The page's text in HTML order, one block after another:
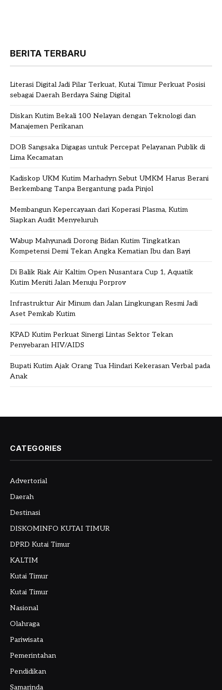
BERITA TERBARU
Literasi Digital Jadi Pilar Terkuat, Kutai Timur Perkuat Posisi
sebagai Daerah Berdaya Saing Digital
Diskan Kutim Bekali 100 Nelayan dengan Teknologi dan
Manajemen Perikanan
DOB Sangsaka Digagas untuk Percepat Pelayanan Publik di
Lima Kecamatan
Kadiskop UKM Kutim Marhadyn Sebut UMKM Harus Berani
Berkembang Tanpa Bergantung pada Pinjol
Membangun Kepercayaan dari Koperasi Plasma, Kutim
Siapkan Audit Menyeluruh
Wabup Mahyunadi Dorong Bidan Kutim Tingkatkan
Kompetensi Demi Tekan Angka Kematian Ibu dan Bayi
Di Balik Riak Air Kaltim Open Nusantara Cup 1, Aquatik
Kutim Meniti Jalan Menuju Porprov
Infrastruktur Air Minum dan Jalan Lingkungan Resmi Jadi
Aset Pemkab Kutim
KPAD Kutim Perkuat Sinergi Lintas Sektor Tekan
Penyebaran HIV/AIDS
Bupati Kutim Ajak Orang Tua Hindari Kekerasan Verbal pada
Anak
CATEGORIES
Advertorial
Daerah
Destinasi
DISKOMINFO KUTAI TIMUR
DPRD Kutai Timur
KALTIM
Kutai Timur
Kutai Timur
Nasional
Olahraga
Pariwisata
Pemerintahan
Pendidikan
Samarinda